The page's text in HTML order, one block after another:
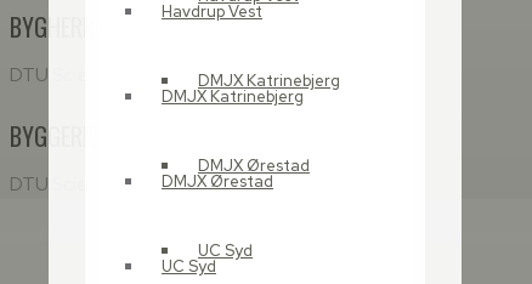
DMJX Katrinebjerg
DMJX Ørestad
UC Syd
Havdrup Vest
DMJX Katrinebjerg
DMJX Ørestad
UC Syd
BYGHERRE:
DTU Science Park
BYGGERIETS LOKATION:
DTU Science Park, Genvej, 2970 Hørsholm